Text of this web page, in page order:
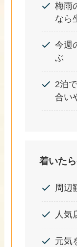
梅雨
なら
今週
ぶ
2泊
合い
着いた
周辺
人気
元気